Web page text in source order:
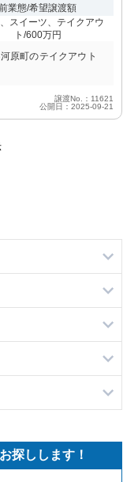
業態/希望譲渡額
スイーツ、テイクアウ
ト/600万円
原町のテイクアウト
譲渡No.：11621
公開日：2025-09-21
一覧
一覧
覧
一覧
案件一覧
一覧
案件一覧
一覧
案件一覧
物件の案件一覧
探しします！